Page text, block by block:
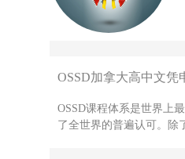
OSSD加拿大高中文凭
OSSD课程体系是世界上
了全世界的普遍认可。除